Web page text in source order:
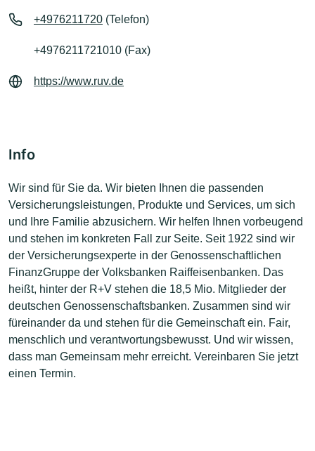
+4976211720 (Telefon)
+4976211721010 (Fax)
https://www.ruv.de
Info
Wir sind für Sie da. Wir bieten Ihnen die passenden
Versicherungsleistungen, Produkte und Services, um sich
und Ihre Familie abzusichern. Wir helfen Ihnen vorbeugend
und stehen im konkreten Fall zur Seite. Seit 1922 sind wir
der Versicherungsexperte in der Genossenschaftlichen
FinanzGruppe der Volksbanken Raiffeisenbanken. Das
heißt, hinter der R+V stehen die 18,5 Mio. Mitglieder der
deutschen Genossenschaftsbanken. Zusammen sind wir
füreinander da und stehen für die Gemeinschaft ein. Fair,
menschlich und verantwortungsbewusst. Und wir wissen,
dass man Gemeinsam mehr erreicht. Vereinbaren Sie jetzt
einen Termin.